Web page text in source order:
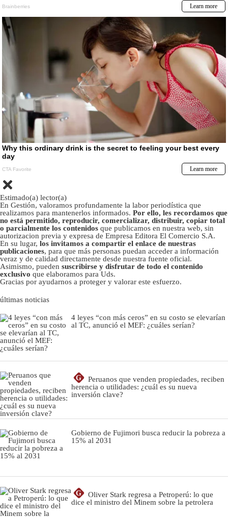
Estimado(a) lector(a)
En Gestión, valoramos profundamente la labor periodística que
realizamos para mantenerlos informados. Por ello, les recordamos que
no está permitido, reproducir, comercializar, distribuir, copiar total
o parcialmente los contenidos que publicamos en nuestra web, sin
autorizacion previa y expresa de Empresa Editora El Comercio S.A.
En su lugar, los invitamos a compartir el enlace de nuestras
publicaciones, para que más personas puedan acceder a información
veraz y de calidad directamente desde nuestra fuente oficial.
Asimismo, pueden suscribirse y disfrutar de todo el contenido
exclusivo que elaboramos para Uds.
Gracias por ayudarnos a proteger y valorar este esfuerzo.
últimas noticias
4 leyes “con más ceros” en su costo se elevarían
al TC, anunció el MEF: ¿cuáles serían?
G
Peruanos que venden propiedades, reciben
herencia o utilidades: ¿cuál es su nueva
inversión clave?
Gobierno de Fujimori busca reducir la pobreza a
15% al 2031
G
Oliver Stark regresa a Petroperú: lo que
dice el ministro del Minem sobre la petrolera